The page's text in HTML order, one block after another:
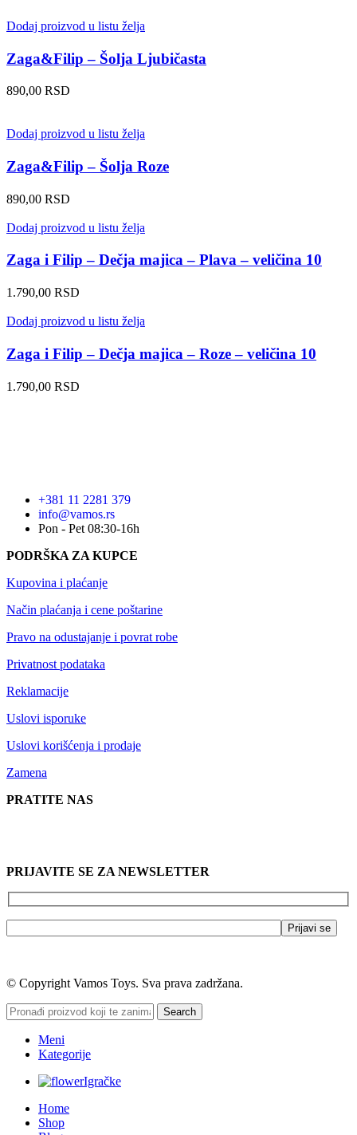
Dodaj proizvod u listu želja
Zaga&Filip – Šolja Ljubičasta
890,00 RSD
Dodaj proizvod u listu želja
Zaga&Filip – Šolja Roze
890,00 RSD
Dodaj proizvod u listu želja
Zaga i Filip – Dečja majica – Plava – veličina 10
1.790,00 RSD
Dodaj proizvod u listu želja
Zaga i Filip – Dečja majica – Roze – veličina 10
1.790,00 RSD
+381 11 2281 379
info@vamos.rs
Pon - Pet 08:30-16h
PODRŠKA ZA KUPCE
Kupovina i plaćanje
Način plaćanja i cene poštarine
Pravo na odustajanje i povrat robe
Privatnost podataka
Reklamacije
Uslovi isporuke
Uslovi korišćenja i prodaje
Zamena
PRATITE NAS
PRIJAVITE SE ZA NEWSLETTER
© Copyright Vamos Toys. Sva prava zadržana.
Search
Meni
Kategorije
Igračke
Home
Shop